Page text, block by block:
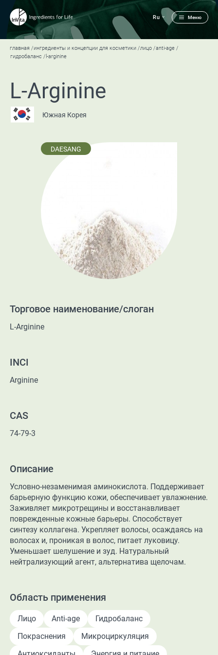
Меню
Ru
главная ингредиенты и концепции для косметики лицо
anti-age
гидробаланс
l-arginine
L-Arginine
Южная Корея
DAESANG
Торговое наименование/слоган
L-Arginine
INCI
Arginine
CAS
74-79-3
Описание
Условно-незаменимая аминокислота. Поддерживает
барьерную функцию кожи, обеспечивает увлажнение.
Заживляет микротрещины и восстанавливает
поврежденные кожные барьеры. Способствует
синтезу коллагена. Укрепляет волосы, осаждаясь на
волосах и, проникая в волос, питает луковицу.
Уменьшает шелушение и зуд. Натуральный
нейтрализующий агент, альтернатива щелочам.
Область применения
Лицо Anti-age
Гидробаланс
Покраснения
Микроциркуляция